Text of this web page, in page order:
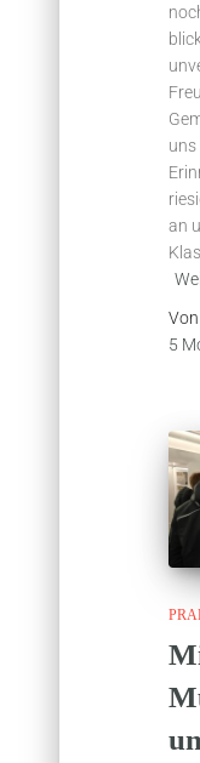
uns
an
Von
5